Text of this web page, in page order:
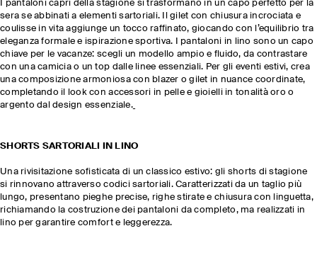
I pantaloni capri della stagione si trasformano in un capo perfetto per la
sera se abbinati a elementi sartoriali. Il gilet con chiusura incrociata e
coulisse in vita aggiunge un tocco raffinato, giocando con l’equilibrio tra
eleganza formale e ispirazione sportiva. I pantaloni in lino sono un capo
chiave per le vacanze: scegli un modello ampio e fluido, da contrastare
con una camicia o un top dalle linee essenziali. Per gli eventi estivi, crea
una composizione armoniosa con blazer o gilet in nuance coordinate,
completando il look con accessori in pelle e gioielli in tonalità oro o
argento dal design essenziale.
SHORTS SARTORIALI IN LINO
Una rivisitazione sofisticata di un classico estivo: gli shorts di stagione
si rinnovano attraverso codici sartoriali. Caratterizzati da un taglio più
lungo, presentano pieghe precise, righe stirate e chiusura con linguetta,
richiamando la costruzione dei pantaloni da completo, ma realizzati in
lino per garantire comfort e leggerezza.